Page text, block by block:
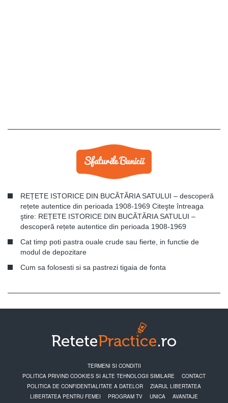
REȚETE ISTORICE DIN BUCĂTĂRIA SATULUI – descoperă
rețete autentice din perioada 1908-1969 Citeşte întreaga
ştire: REȚETE ISTORICE DIN BUCĂTĂRIA SATULUI –
descoperă rețete autentice din perioada 1908-1969
Cat timp poti pastra ouale crude sau fierte, in functie de
modul de depozitare
Cum sa folosesti si sa pastrezi tigaia de fonta
TERMENI SI CONDITII
POLITICA PRIVIND COOKIES SI ALTE TEHNOLOGII SIMILARE
CONTACT
POLITICA DE CONFIDENTIALITATE A DATELOR
ZIARUL LIBERTATEA
LIBERTATEA PENTRU FEMEI
PROGRAM TV UNICA
AVANTAJE